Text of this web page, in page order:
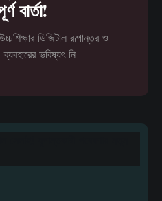
বার্তা!
ডিজিটাল রূপান্তর ও
ভবিষ্যৎ নি